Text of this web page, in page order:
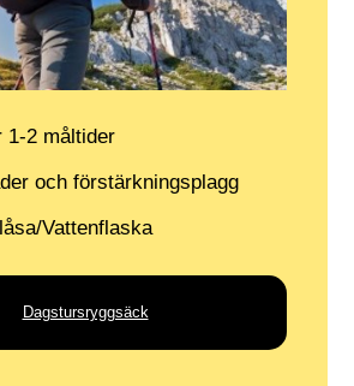
1-2 måltider
och förstärkningsplagg
Vattenflaska
Dagstursryggsäck